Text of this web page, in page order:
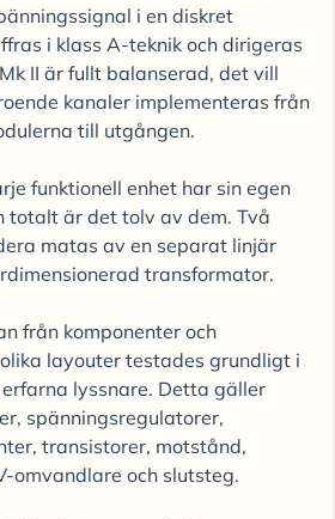
i en diskret
i klass A-teknik och dirigeras
II är fullt balanserad, det vill
kanaler implementeras från
till utgången.
funktionell enhet har sin egen
totalt är det tolv av dem. Två
matas av en separat linjär
transformator.
från komponenter och
layouter testades grundligt i
lyssnare. Detta gäller
spänningsregulatorer,
transistorer, motstånd,
omvandlare och slutsteg.